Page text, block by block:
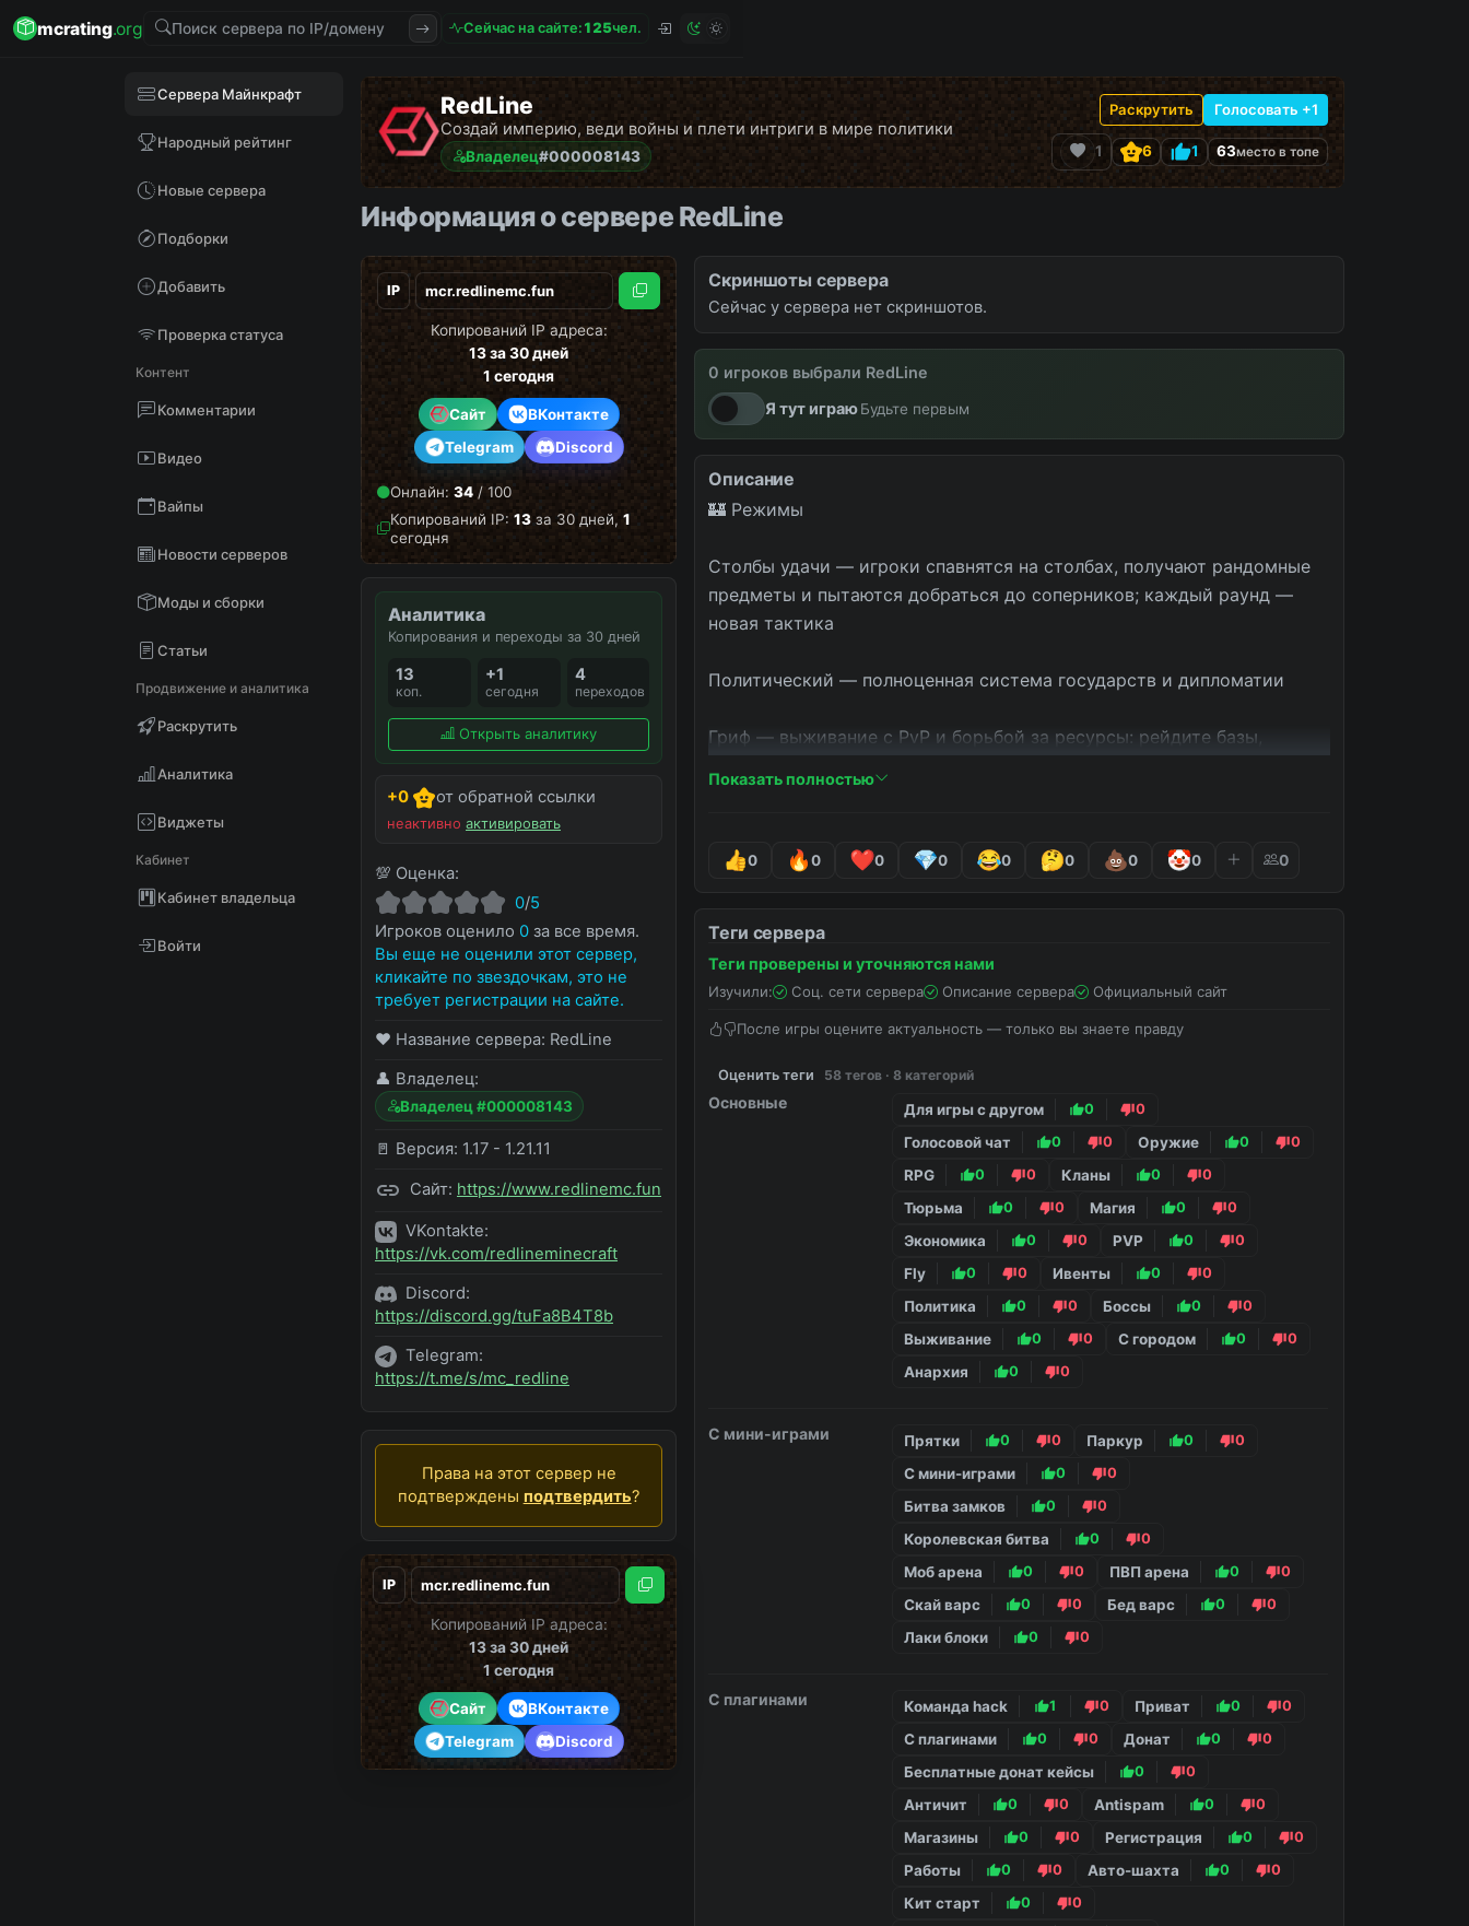
mcrating.org Сейчас на сайте: 1 25чел.
Сервера Майнкрафт
Народный рейтинг
Новые сервера
Подборки
Добавить
Проверка статуса
Контент
Комментарии
Видео
Вайпы
Новости серверов
Моды и сборки
Статьи
Продвижение и аналитика
Раскрутить
Аналитика
Виджеты
Кабинет
Кабинет владельца
Войти
RedLine
Создай империю, веди войны и плети интриги в мире политики
Владелец#000008143
Раскрутить Голосовать +1
1 6 1 63место в топе
Информация о сервере RedLine
IP
Скопировать
Копирований IP адреса:
13за 30 дней
1 сегодня
Сайт
ВКонтакте
Telegram
Discord
Онлайн: 34 / 100
Копирований IP: 13 за 30 дней, 1
сегодня
Аналитика
Копирования и переходы за 30 дней
13
коп.
+1
сегодня
4
переходов
Открыть аналитику
+0 от обратной ссылки
неактивно активировать
💯 Оценка:
0/5
Игроков оценило 0 за все время.
Вы еще не оценили этот сервер,
кликайте по звездочкам, это не
требует регистрации на сайте.
❤️ Название сервера: RedLine
👤 Владелец:
Владелец #000008143
🚪 Версия: 1.17 - 1.21.11
Сайт: https://www.redlinemc.fun
VKontakte:
https://vk.com/redlineminecraft
Discord:
https://discord.gg/tuFa8B4T8b
Telegram:
https://t.me/s/mc_redline
Права на этот сервер не
подтверждены подтвердить?
IP
Скопировать
Копирований IP адреса:
13за 30 дней
1 сегодня
Сайт
ВКонтакте
Telegram
Discord
Скриншоты сервера
Сейчас у сервера нет скриншотов.
0 игроков выбрали RedLine
Я тут играюБудьте первым
вайпы новости снова онлайн
Описание
🏰 Режимы
Столбы удачи — игроки спавнятся на столбах, получают рандомные
предметы и пытаются добраться до соперников; каждый раунд —
новая тактика
Политический — полноценная система государств и дипломатии
Гриф — выживание с PvP и борьбой за ресурсы: рейдите базы,
BedWars — защищайте свою кровать, ломайте кровати врагов и
Показать полностью
0 0 0 0 0 0 0 0 0
Теги сервера
Теги проверены и уточняются нами
Изучили: Соц. сети сервера Описание сервера Официальный сайт
После игры оцените актуальность — только вы знаете правду
Оценить теги 58 тегов · 8 категорий
Основные Для игры с другом 0 0
Голосовой чат 0 0 Оружие 0 0
RPG 0 0 Кланы 0 0
Тюрьма 0 0 Магия 0 0
Экономика 0 0 PVP 0 0
Fly 0 0 Ивенты 0 0
Политика 0 0 Боссы 0 0
Выживание 0 0 С городом 0 0
Анархия 0 0
С мини-играми Прятки 0 0 Паркур 0 0
С мини-играми 0 0
Битва замков 0 0
Королевская битва 0 0
Моб арена 0 0 ПВП арена 0 0
Скай варс 0 0 Бед варс 0 0
Лаки блоки 0 0
С плагинами Команда hack 1 0 Приват 0 0
С плагинами 0 0 Донат 0 0
Бесплатные донат кейсы 0 0
Античит 0 0 Antispam 0 0
Магазины 0 0 Регистрация 0 0
Работы 0 0 Авто-шахта 0 0
Кит старт 0 0